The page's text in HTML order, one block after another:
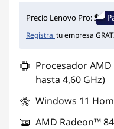
Precio Lenovo Pro:
Registra tu empresa
Procesador AMD
hasta 4,60 GHz)
Windows 11
AMD Radeon™